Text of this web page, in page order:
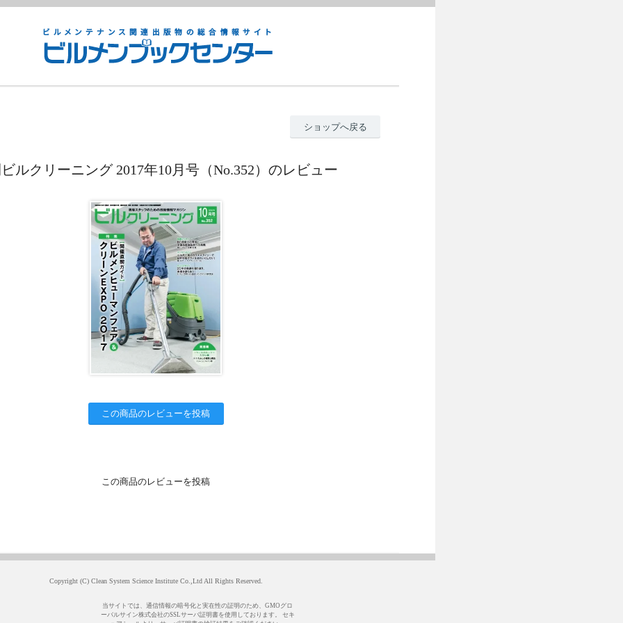
ショップへ戻る
ルクリーニング 2017年10月号（No.352）のレビュー
この商品のレビューを投稿
この商品のレビューを投稿
Copyright (C) Clean System Science Institute Co.,Ltd All Rights Reserved.
当サイトでは、通信情報の暗号化と実在性の証明のため、GMOグロ
ーバルサイン株式会社のSSLサーバ証明書を使用しております。 セキ